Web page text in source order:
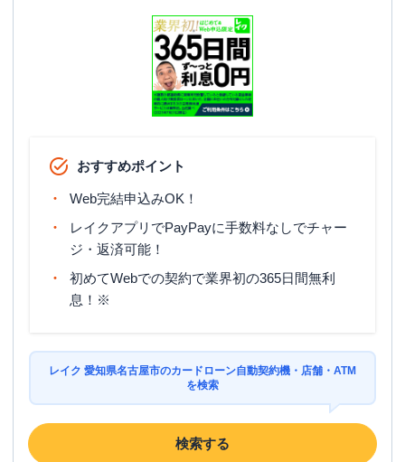
おすすめポイント
Web完結申込みOK！
レイクアプリでPayPayに手数料なしでチャー
ジ・返済可能！
初めてWebでの契約で業界初の365日間無利
息！※
レイク 愛知県名古屋市のカードローン自動契約機・店舗・ATM
を検索
検索する